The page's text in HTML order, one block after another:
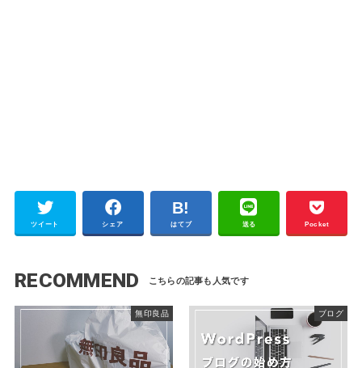
ツイート シェア はてブ 送る Pocket
RECOMMEND
無印良品 ブログ